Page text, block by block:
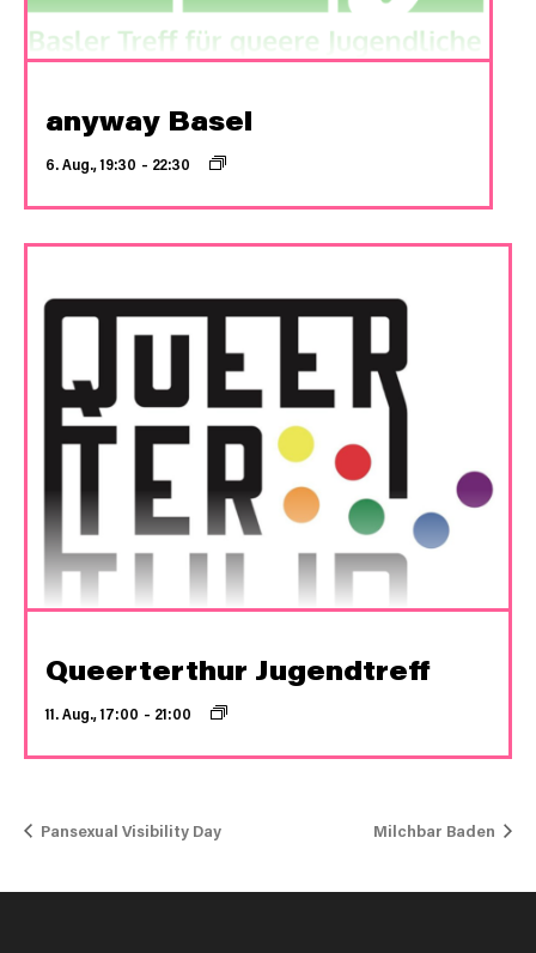
anyway Basel
6. Aug., 19:30 – 22:30
Queerterthur Jugendtreff
11. Aug., 17:00 – 21:00
Pansexual Visibility Day Milchbar Baden